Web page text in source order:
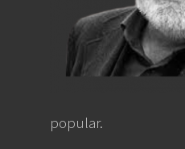
popular.